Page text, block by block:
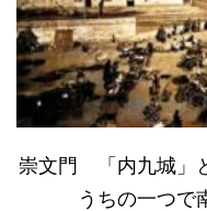
崇文門 「内九城」
うちの一つで